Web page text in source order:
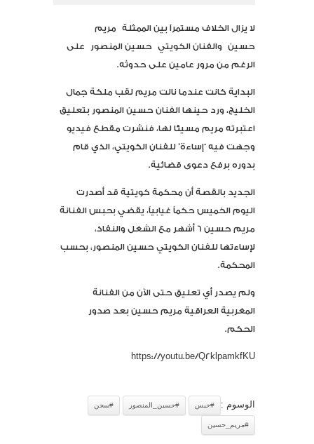
لا يزال الخلاف مستمراً بين الممثلة مريم
حسين والفنان الكويتي حسين المنصور على
الرغم من مرور عامين على حدوثه.
البداية كانت عندما نالت مريم لقب ملكة جمال
الخليج، ورد حينها الفنان حسين المنصور بتعليق
اعتبرته مريم مسيئا لها، فنشرت مقطع فيديو
وجهت فيه “إساءة” للفنان الكويتي، الذي قام
بدوره برفع دعوى قضائية.
الجديد بالقصة أن محكمة كويتية قد أصدرت
اليوم الخميس حكماً غيابياً، يقضي بحبس الفنانة
مريم حسين 6 أشهر مع الشغل والنفاذ،
لإساءتها للفنان الكويتي حسين المنصور، بحسب
المحكمة.
ولم يصدر أي تعليق حتى الآن من الفنانة
المغربية العراقية مريم حسين بعد صدور
الحكم.
https://youtu.be/Q2klpamkfKU
الوسوم : #حبس #حسين_المنصور #سجن
#مريم_حسين